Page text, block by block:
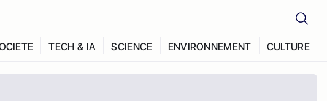
TECH & IA SCIENCE ENVIRONNEMENT CULTURE